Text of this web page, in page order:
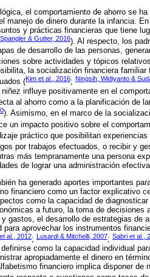
el comportamiento de ahorro se
manejo de dinero durante la infancia.
y prácticas financieras que tiene
& Gutter, 2016). Al respecto, los
de desarrollo de las personas,
sobre actividades y tópicos
la socialización financiera
(Kim et al., 2016; Ningsih, Widiyanto &
influye positivamente en el
al ahorro como a la planificación de
). Asimismo, en el marco de la
un impacto positivo sobre el
práctico que posibilitan
por trabajos efectuados, o recibir y
más tempranamente una persona
de lograr una administración
ha generado aportes importantes
financiero como un factor explicativo
como la capacidad de
a futuro, la toma de decisiones
gastos, el desarrollo de estrategias de
para aprovechar los instrumentos
al., 2012; Lusardi & Mitchelli, 2007; Sabri et al.,
como la capacidad individual
apropiadamente el dinero en
financiero implica disponer